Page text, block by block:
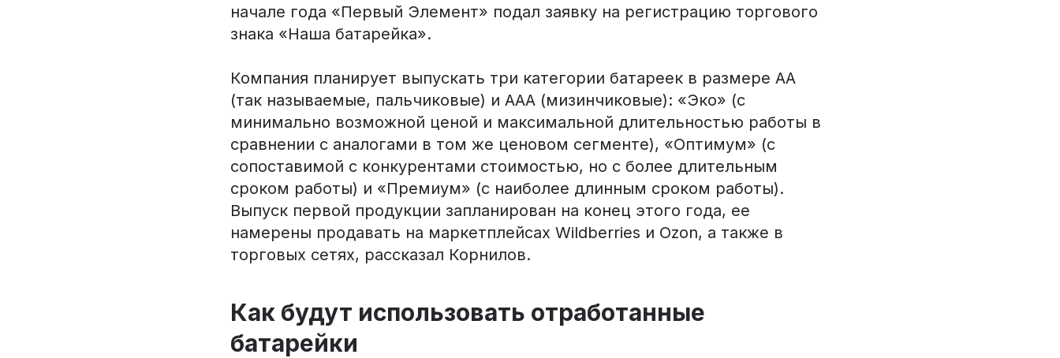
начале года «Первый Элемент» подал заявку на регистрацию торгового
знака «Наша батарейка».
Компания планирует выпускать три категории батареек в размере АА
(так называемые, пальчиковые) и ААА (мизинчиковые): «Эко» (с
минимально возможной ценой и максимальной длительностью работы в
сравнении с аналогами в том же ценовом сегменте), «Оптимум» (с
сопоставимой с конкурентами стоимостью, но с более длительным
сроком работы) и «Премиум» (с наиболее длинным сроком работы).
Выпуск первой продукции запланирован на конец этого года, ее
намерены продавать на маркетплейсах Wildberries и Ozon, а также в
торговых сетях, рассказал Корнилов.
Как будут использовать отработанные
батарейки